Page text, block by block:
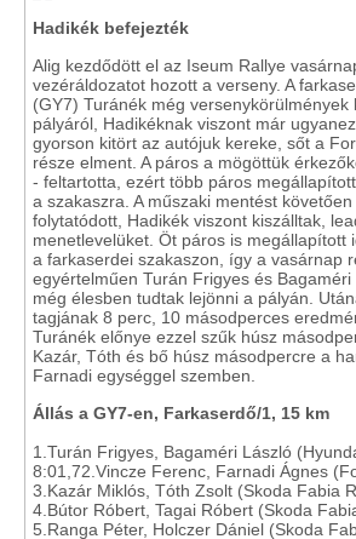
Hadikék befejezték
Alig kezdődött el az Iseum Rallye
vezéráldozatot hozott a verseny. A
(GY7) Turánék még versenykörülmények
pályáról, Hadikéknak viszont már
gyorson kitört az autójuk kereke, sőt a
része elment. A páros a mögöttük
- feltartotta, ezért több páros
a szakaszra. A műszaki mentést
folytatódott, Hadikék viszont kiszálltak,
menetlevelüket. Öt páros is megállapított
a farkaserdei szakaszon, így a vasárnap
egyértelműen Turán Frigyes és
még élesben tudtak lejönni a pályán.
tagjának 8 perc, 10 másodperces
Turánék előnye ezzel szűk húsz
Kazár, Tóth és bő húsz másodpercre a
Farnadi egységgel szemben.
Állás a GY7-en, Farkaserdő/1, 15 km
1.Turán Frigyes, Bagaméri László
8:01,72.Vincze Ferenc, Farnadi Ágnes
3.Kazár Miklós, Tóth Zsolt (Skoda Fabia
4.Bútor Róbert, Tagai Róbert (Skoda
5.Ranga Péter, Holczer Dániel (Skoda